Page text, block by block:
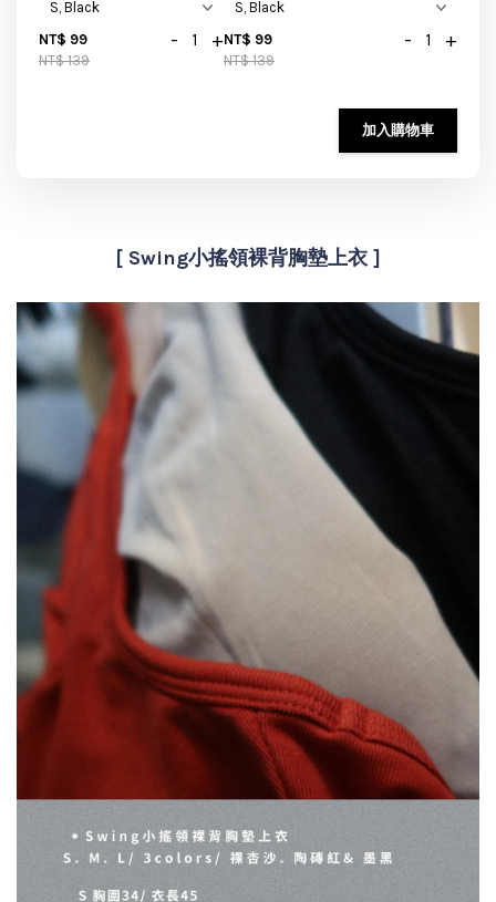
NT$ 99
NT$ 139
- +NT$ 99
NT$ 139
- +
加入購物車
[ Swing小搖領裸背胸墊上衣 ]